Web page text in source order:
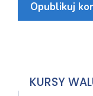
KURSY